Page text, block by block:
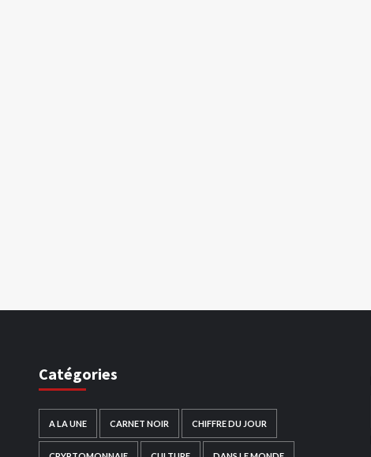
Catégories
A LA UNE CARNET NOIR CHIFFRE DU JOUR